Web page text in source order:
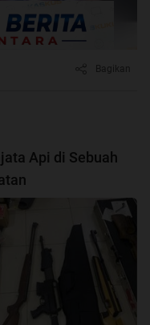
Bagikan
Api di Sebuah